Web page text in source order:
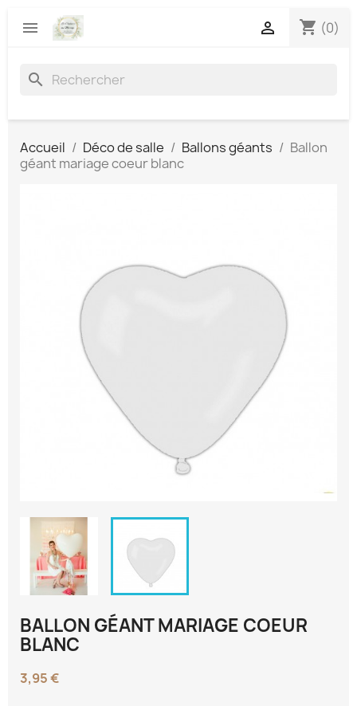
 shopping_cart (0)

search
Accueil Déco de salle Ballons géants
Ballon
géant mariage coeur blanc
BALLON GÉANT MARIAGE COEUR
BLANC
3,95 €